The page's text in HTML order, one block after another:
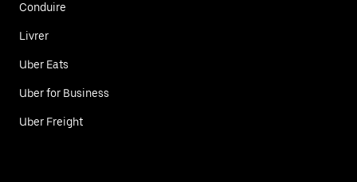
Conduire
Livrer
Uber Eats
Uber for Business
Uber Freight